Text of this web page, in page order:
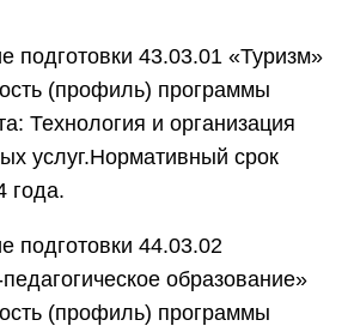
подготовки 43.03.01 «Туризм»
(профиль) программы
Технология и организация
услуг.Нормативный срок
года.
подготовки 44.03.02
образование»
(профиль) программы